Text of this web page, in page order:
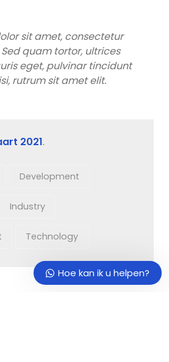
sit amet, consectetur
quam tortor, ultrices
eget, pulvinar tincidunt
rutrum sit amet elit.
2021.
Development
Industry
Technology
Ons support team staat iedere
Hoe kan ik u helpen?